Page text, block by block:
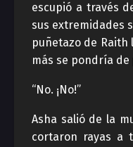
escupió a través
sus extremidades
puñetazo de Raith
más se pondría de
“No. ¡No!”
Asha salió de la
cortaron rayas a